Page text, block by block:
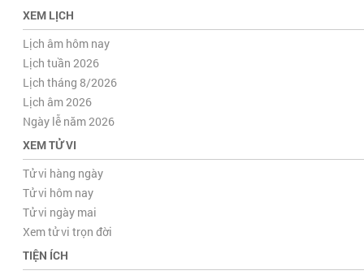
XEM LỊCH
Lịch âm hôm nay
Lịch tuần 2026
Lịch tháng 8/2026
Lịch âm 2026
Ngày lễ năm 2026
XEM TỬ VI
Tử vi hàng ngày
Tử vi hôm nay
Tử vi ngày mai
Xem tử vi trọn đời
TIỆN ÍCH